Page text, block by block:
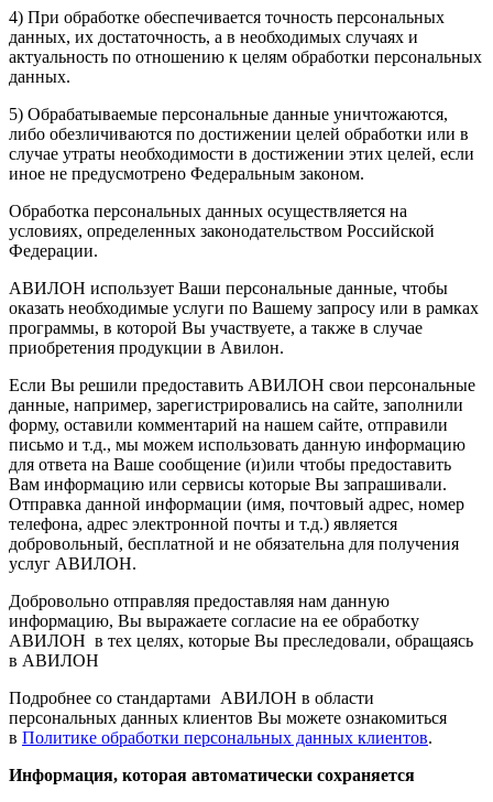
4) При обработке обеспечивается точность персональных
данных, их достаточность, а в необходимых случаях и
актуальность по отношению к целям обработки персональных
данных.
5) Обрабатываемые персональные данные уничтожаются,
либо обезличиваются по достижении целей обработки или в
случае утраты необходимости в достижении этих целей, если
иное не предусмотрено Федеральным законом.
Обработка персональных данных осуществляется на
условиях, определенных законодательством Российской
Федерации.
АВИЛОН использует Ваши персональные данные, чтобы
оказать необходимые услуги по Вашему запросу или в рамках
программы, в которой Вы участвуете, а также в случае
приобретения продукции в Авилон.
Если Вы решили предоставить АВИЛОН свои персональные
данные, например, зарегистрировались на сайте, заполнили
форму, оставили комментарий на нашем сайте, отправили
письмо и т.д., мы можем использовать данную информацию
для ответа на Ваше сообщение (и)или чтобы предоставить
Вам информацию или сервисы которые Вы запрашивали.
Отправка данной информации (имя, почтовый адрес, номер
телефона, адрес электронной почты и т.д.) является
добровольный, бесплатной и не обязательна для получения
услуг АВИЛОН.
Добровольно отправляя предоставляя нам данную
информацию, Вы выражаете согласие на ее обработку
АВИЛОН в тех целях, которые Вы преследовали, обращаясь
в АВИЛОН
Подробнее со стандартами АВИЛОН в области
персональных данных клиентов Вы можете ознакомиться
в Политике обработки персональных данных клиентов.
Информация, которая автоматически сохраняется